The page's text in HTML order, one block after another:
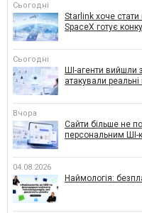
Сьогодні
Starlink хоче
SpaceX готує
Сьогодні
ШІ-агенти вийшли
атакували реальні
Вчора
Сайти більше не
персональним ШІ-
04.08.2026
Наймологія: